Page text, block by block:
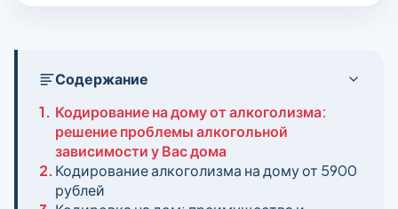
Содержание
1. Кодирование на дому от алкоголизма:
решение проблемы алкогольной
зависимости у Вас дома
2.Кодирование алкоголизма на дому от 5900
рублей